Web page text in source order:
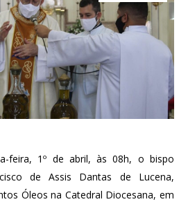
feira, 1º de abril, às 08h, o bispo
de Assis Dantas de Lucena,
Óleos na Catedral Diocesana, em